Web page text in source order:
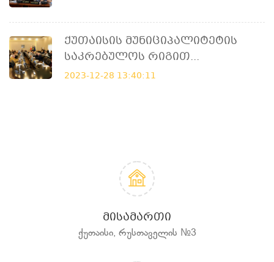
Ქუთაისის Მუნიციპალიტეტის
Საკრებულოს Რიგით...
2023-12-28 13:40:11
ᲛᲘᲡᲐᲛᲐᲠᲗᲘ
ქუთაისი, რუსთაველის №3